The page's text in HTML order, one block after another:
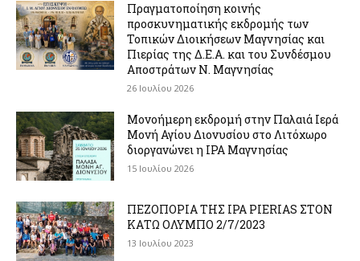
Πραγματοποίηση κοινής
προσκυνηματικής εκδρομής των
Τοπικών Διοικήσεων Μαγνησίας και
Πιερίας της Δ.Ε.Α. και του Συνδέσμου
Αποστράτων Ν. Μαγνησίας
26 Ιουλίου 2026
Μονοήμερη εκδρομή στην Παλαιά Ιερά
Μονή Αγίου Διονυσίου στο Λιτόχωρο
διοργανώνει η IPA Μαγνησίας
15 Ιουλίου 2026
ΠΕΖΟΠΟΡΙΑ ΤΗΣ IPA PIERIAS ΣΤΟΝ
ΚΑΤΩ ΟΛΥΜΠΟ 2/7/2023
13 Ιουλίου 2023